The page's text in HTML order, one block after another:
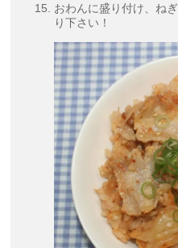
おわんに盛り付け、ね
り下さい！